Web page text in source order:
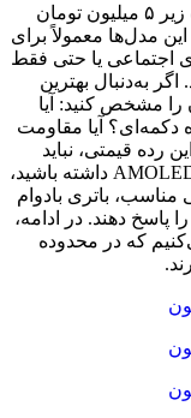
در بازار امروز، گوشی‌های اقتصادی با قیمت زیر ۵ میلیون تومان
مدل‌ها معمولاً برای
اجتماعی یا حتی فقط
به‌دنبال بهترین
را مشخص کنید: آیا
دکمه‌ای؟ آیا مقاومت
رده قیمتی، نباید
انتظار پردازنده‌های قدرتمند یا نمایشگرهای AMOLED داشته باشید،
مناسب، باتری بادوام
پاسخ دهند. در ادامه،
که در محدوده